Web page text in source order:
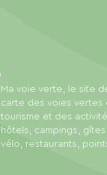
Ma voie verte, le site
carte des voies vertes
tourisme et des
hôtels, campings,
vélo, restaurants,